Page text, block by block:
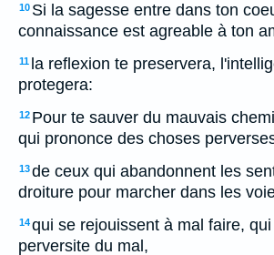
10 Si la sagesse entre dans ton
connaissance est agreable à ton
11 la reflexion te preservera,
protegera:
12 Pour te sauver du mauvais
qui prononce des choses
13de ceux qui abandonnent les
droiture pour marcher dans les
14qui se rejouissent à mal faire,
perversite du mal,